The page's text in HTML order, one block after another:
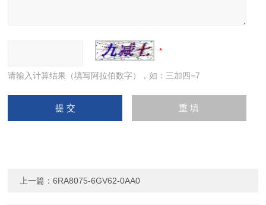
请输入计算结果（填写阿拉伯数字），如：三加四=7
上一篇：6RA8075-6GV62-0AA0